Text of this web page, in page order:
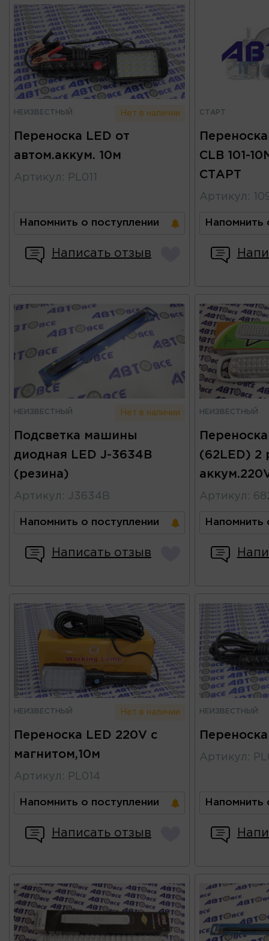
НЕИЗВЕСТНЫЙ Нет в наличии
Переноска LED от
автом.аккум. 10м
Артикул : PL011
Напомнить о поступлении
Написать отзыв
СТАРТ
CLB 101-
СТАРТ
Артикул :
Напомнить
НЕИЗВЕСТНЫЙ Нет в наличии
Подсветка машины
диодная LED J-3634B
(резина)
Артикул : J3634B
Напомнить о поступлении
Написать отзыв
НЕИЗВЕСТНЫЙ
(62LED) 2
Артикул :
Напомнить
НЕИЗВЕСТНЫЙ Нет в наличии
Переноска LED 220V с
магнитом,10м
Артикул : PL014
Напомнить о поступлении
Написать отзыв
НЕИЗВЕСТНЫЙ
Артикул :
Напомнить